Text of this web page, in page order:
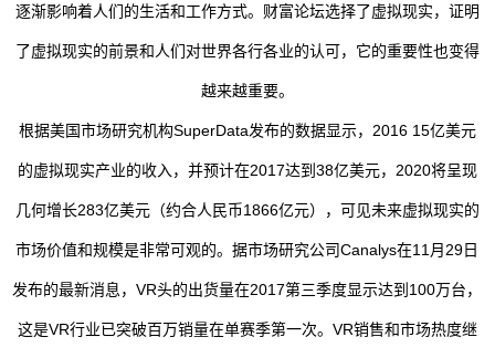
逐渐影响着人们的生活和工作方式。财富论坛选择了虚拟现实，证明
了虚拟现实的前景和人们对世界各行各业的认可，它的重要性也变得
越来越重要。
根据美国市场研究机构SuperData发布的数据显示，2016 15亿美元
的虚拟现实产业的收入，并预计在2017达到38亿美元，2020将呈现
几何增长283亿美元（约合人民币1866亿元），可见未来虚拟现实的
市场价值和规模是非常可观的。据市场研究公司Canalys在11月29日
发布的最新消息，VR头的出货量在2017第三季度显示达到100万台，
这是VR行业已突破百万销量在单赛季第一次。VR销售和市场热度继